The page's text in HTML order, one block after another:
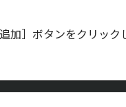
加］ボタンをクリック